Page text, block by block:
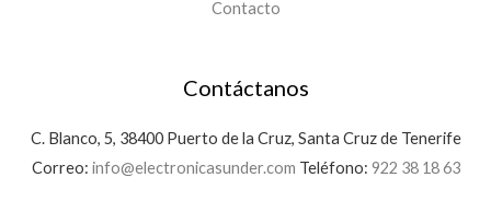
Contacto
Contáctanos
C. Blanco, 5, 38400 Puerto de la Cruz, Santa Cruz de Tenerife
Correo: info@electronicasunder.com Teléfono: 922 38 18 63